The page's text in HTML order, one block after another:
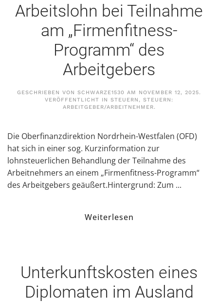
Arbeitslohn bei Teilnahme
am „Firmenfitness-
Programm“ des
Arbeitgebers
GESCHRIEBEN VON SCHWARZE1530 AM NOVEMBER 12, 2025.
VERÖFFENTLICHT IN STEUERN, STEUERN:
ARBEITGEBER/ARBEITNEHMER.
Die Oberfinanzdirektion Nordrhein-Westfalen (OFD)
hat sich in einer sog. Kurzinformation zur
lohnsteuerlichen Behandlung der Teilnahme des
Arbeitnehmers an einem „Firmenfitness-Programm“
des Arbeitgebers geäußert.Hintergrund: Zum ...
Weiterlesen
Unterkunftskosten eines
Diplomaten im Ausland